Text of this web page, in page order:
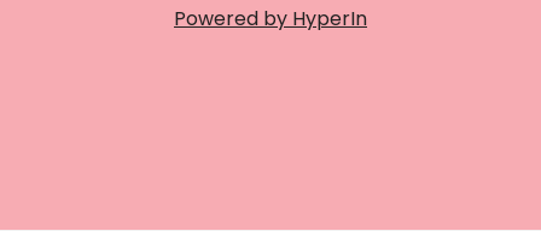
Powered by HyperIn